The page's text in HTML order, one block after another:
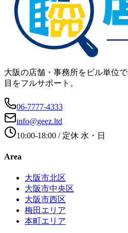
大阪の店舗・事務所をビル単位
目をフルサポート。
06-7777-4333
info@geez.ltd
10:00-18:00 / 定休 水・日
Area
大阪市北区
大阪市中央区
大阪市西区
梅田エリア
本町エリア